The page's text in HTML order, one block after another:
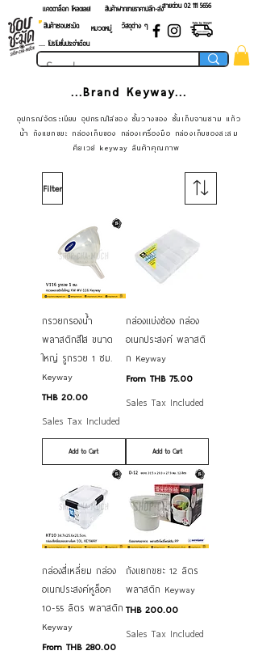
แคตตาล็อก โหลดเลย! สายด่วน 02 ​111 5656
สินค้าฝากขายราคาปลีก-ส่ง
สินค้าชอบชะมัด
หมวดหมู่
วัสดุต่าง ๆ
.... โปรโมชั่นประจำเดือน
...Brand Keyway...
อุปกรณ์จัดระเบียบ อุปกรณ์ใส่ของ ชั้นวางของ ชั้นเก็บจานชาม แก้ว
น้ำ ถังแยกขยะ กล่องเก็บของ กล่องเครื่องมือ กล่องเก็บของสะสม
คียเวย์ keyway สินค้าคุณภาพ
Filter
กรวยกรองน้ำ
พลาสติกสีใส ขนาด
ใหญ่ รูกรวย 1 ซม.
Keyway
Price
THB 20.00
Sales Tax Included
Add to Cart
กล่องแบ่งช่อง กล่อง
อเนกประสงค์ พลาสติ
ก Keyway
From THB 75.00
Sale Price
Sales Tax Included
Add to Cart
กล่องสี่เหลี่ยม กล่อง
อเนกประสงค์หูล็อค
10-55 ลิตร พลาสติก
Keyway
From THB 280.00
Sale Price
ถังแยกขยะ 12 ลิตร
พลาสติก Keyway
Price
THB 200.00
Sales Tax Included